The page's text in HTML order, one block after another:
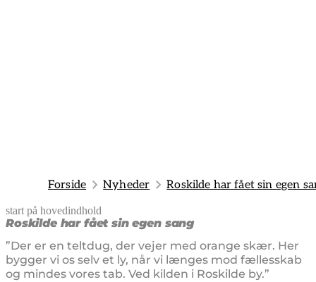
Forside Nyheder Roskilde har fået sin egen
start på hovedindhold
Roskilde har fået sin egen sang
”Der er en teltdug, der vejer med orange skær. Her
bygger vi os selv et ly, når vi længes mod fællesskab
og mindes vores tab. Ved kilden i Roskilde by.”
senest opdateret 8. maj 2026